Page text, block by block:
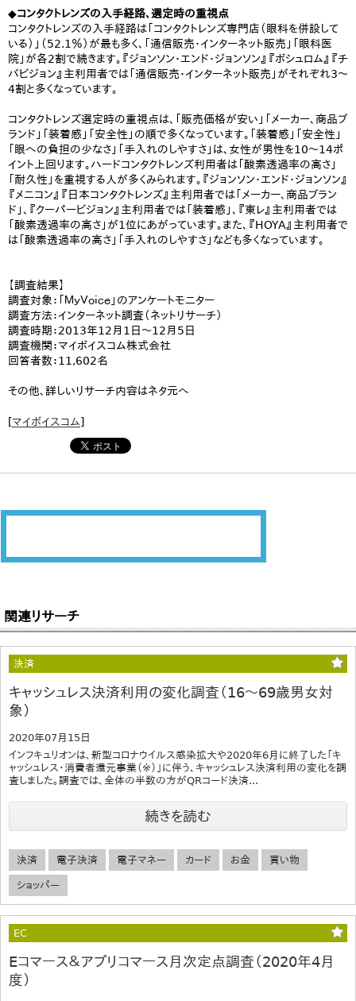
◆コンタクトレンズの入手経路、選定時の重視点
コンタクトレンズの入手経路は「コンタクトレンズ専門店（眼科を併設して
いる）」（52.1％）が最も多く、「通信販売・インターネット販売」「眼科医
院」が各2割で続きます。『ジョンソン・エンド・ジョンソン』『ボシュロム』『チ
バビジョン』主利用者では「通信販売・インターネット販売」がそれぞれ3～
4割と多くなっています。
コンタクトレンズ選定時の重視点は、「販売価格が安い」「メーカー、商品ブ
ランド」「装着感」「安全性」の順で多くなっています。「装着感」「安全性」
「眼への負担の少なさ」「手入れのしやすさ」は、女性が男性を10～14ポ
イント上回ります。ハードコンタクトレンズ利用者は「酸素透過率の高さ」
「耐久性」を重視する人が多くみられます。『ジョンソン・エンド・ジョンソン』
『メニコン』『日本コンタクトレンズ』主利用者では「メーカー、商品ブラン
ド」、『クーパービジョン』主利用者では「装着感」、『東レ』主利用者では
「酸素透過率の高さ」が1位にあがっています。また、『HOYA』主利用者で
は「酸素透過率の高さ」「手入れのしやすさ」なども多くなっています。
【調査結果】
調査対象：「ＭｙＶｏｉｃｅ」のアンケートモニター
調査方法：インターネット調査（ネットリサーチ）
調査時期：2013年12月1日～12月5日
調査機関：マイボイスコム株式会社
回答者数：11,602名
その他、詳しいリサーチ内容はネタ元へ
[マイボイスコム]
関連リサーチ
決済
キャッシュレス決済利用の変化調査（16～69歳男女対
象）
2020年07月15日
インフキュリオンは、新型コロナウイルス感染拡大や2020年6月に終了した「キ
ャッシュレス・消費者還元事業（※）」に伴う、キャッシュレス決済利用の変化を調
査しました。調査では、全体の半数の方がQRコード決済...
続きを読む
決済 電子決済 電子マネー カード お金 買い物
ショッパー
EC
Eコマース＆アプリコマース月次定点調査（2020年4月
度）